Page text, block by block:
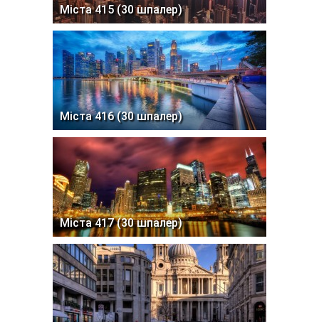
Міста 415 (30 шпалер)
Міста 416 (30 шпалер)
Міста 417 (30 шпалер)